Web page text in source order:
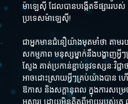
ម៉ាឡេស៊ី ដែលបានបង្កើតទីផ្សាររបស់
ប្រទេសម៉ាឡេស៊ី!
ជាអ្នកមានជំនឿយ៉ាងមុតមាំថា តាម
សកម្មភាព មនុស្សម្នាក់នឹងបង្ហាញអ្វី
ស្ញែង គាត់ប្រកាន់ខ្ជាប់នូវទស្សនៈវិជ្ជ
អាចដោះស្រាយអ្វីៗគ្រប់យ៉ាងបាន
ឱកាស និងសក្តានុពល ក្នុងការសម្រេ
អស្ចារ្យ ដោយមិនគិតពីអាយុរបស់គេ ឆ្